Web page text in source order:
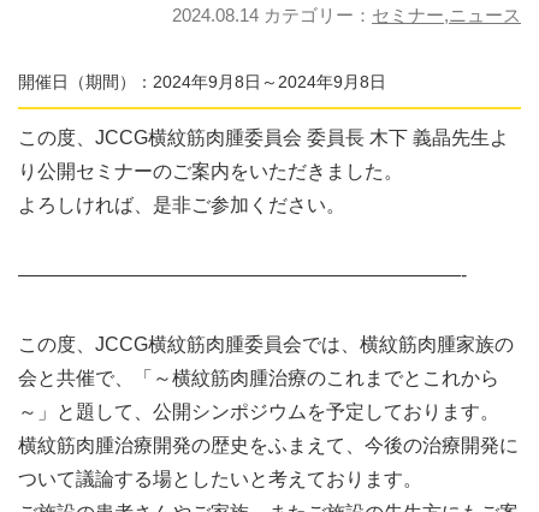
2024.08.14 カテゴリー： セミナー,ニュース
開催日（期間）：2024年9月8日～2024年9月8日
この度、 JCCG横紋筋肉腫委員会 委員長 木下 義晶先生よ
り公開セミナーのご案内をいただきました。
よろしければ、是非ご参加ください。
———————————————————————-
この度、JCCG横紋筋肉腫委員会では、横紋筋肉腫家族の
会と共催で、「～横紋筋肉腫治療のこれまでとこれから
～」と題して、公開シンポジウムを予定しております。
横紋筋肉腫治療開発の歴史をふまえて、今後の治療開発に
ついて議論する場としたいと考えております。